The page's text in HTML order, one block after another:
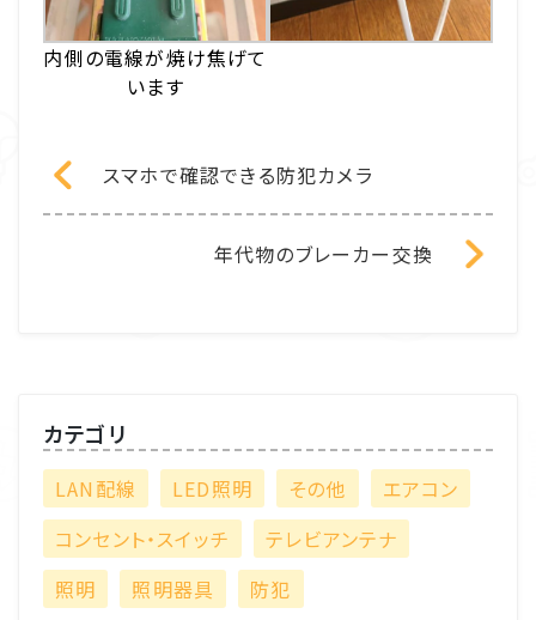
内側の電線が焼け焦げて
います
スマホで確認できる防犯カメラ
年代物のブレーカー交換
カテゴリ
LAN配線 LED照明 その他
エアコン
コンセント・スイッチ
テレビアンテナ
照明
照明器具 防犯